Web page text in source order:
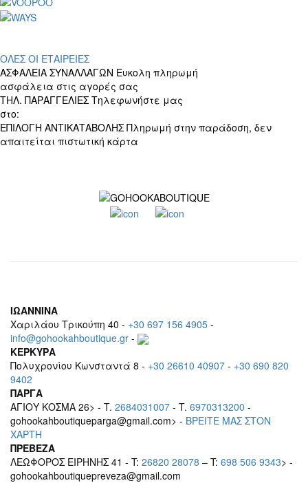
ΟΛΕΣ ΟΙ ΕΤΑΙΡΕΙΕΣ
ΑΣΦΑΛΕΙΑ ΣΥΝΑΛΛΑΓΩΝ Ευκολη πληρωμή
ασφάλεια στις αγορές σας
ΤΗΛ. ΠΑΡΑΓΓΕΛΙΕΣ Τηλεφωνήστε μας
στο:
ΕΠΙΛΟΓΗ ΑΝΤΙΚΑΤΑΒΟΛΗΣ Πληρωμή στην παράδοση, δεν
απαιτείται πιστωτική κάρτα
ΙΩΑΝΝΙΝΑ
Χαριλάου Τρικούπη 40 - +30 697 156 4905 -
info@gohookahboutique.gr -
ΚΕΡΚΥΡΑ
Πολυχρονίου Κωνσταντά 8 - +30 26610 40907 - +30 690 820
9402
ΠΑΡΓΑ
ΑΓΙΟΥ ΚΟΣΜΑ 26> - T. 2684031007 - T. 6970313200 -
gohookahboutiqueparga@gmail.com> - BΡEITE MAΣ ΣΤΟΝ
ΧΑΡΤΗ
ΠΡΕΒΕΖΑ
ΛΕΩΦΟΡΟΣ ΕΙΡΗΝΗΣ 41 - T: 26820 28078 – T: 698 506 9343> -
gohookahboutiquepreveza@gmail.com